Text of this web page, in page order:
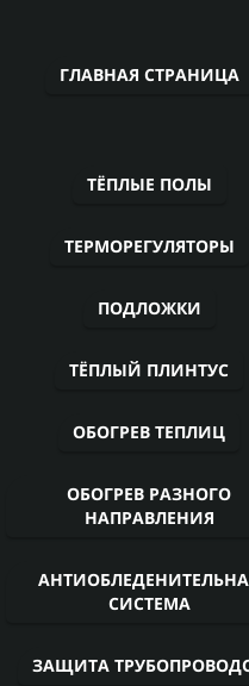
ГЛАВНАЯ СТРАНИЦА
ТЁПЛЫЕ ПОЛЫ
ТЕРМОРЕГУЛЯТОРЫ
ПОДЛОЖКИ
ТЁПЛЫЙ ПЛИНТУС
ОБОГРЕВ ТЕПЛИЦ
ОБОГРЕВ РАЗНОГО
НАПРАВЛЕНИЯ
СИСТЕМА
ЗАЩИТА